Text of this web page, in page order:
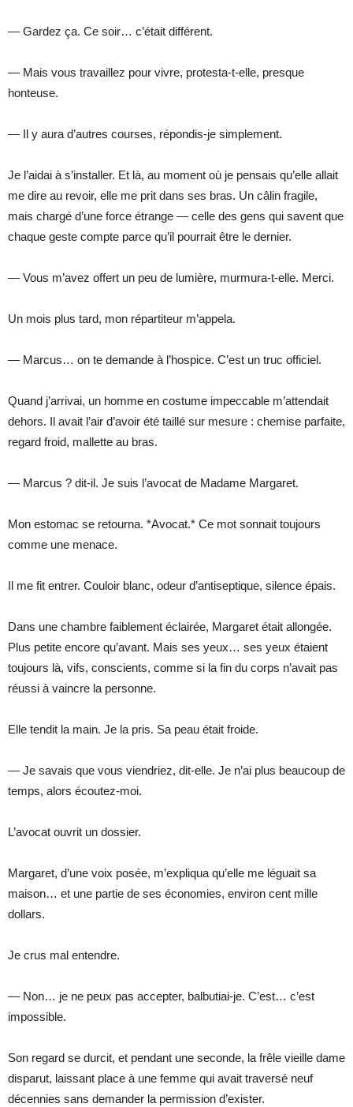
— Gardez ça. Ce soir… c’était différent.
— Mais vous travaillez pour vivre, protesta-t-elle, presque
honteuse.
— Il y aura d’autres courses, répondis-je simplement.
Je l’aidai à s’installer. Et là, au moment où je pensais qu’elle allait
me dire au revoir, elle me prit dans ses bras. Un câlin fragile,
mais chargé d’une force étrange — celle des gens qui savent que
chaque geste compte parce qu’il pourrait être le dernier.
— Vous m’avez offert un peu de lumière, murmura-t-elle. Merci.
Un mois plus tard, mon répartiteur m’appela.
— Marcus… on te demande à l’hospice. C’est un truc officiel.
Quand j’arrivai, un homme en costume impeccable m’attendait
dehors. Il avait l’air d’avoir été taillé sur mesure : chemise parfaite,
regard froid, mallette au bras.
— Marcus ? dit-il. Je suis l’avocat de Madame Margaret.
Mon estomac se retourna. *Avocat.* Ce mot sonnait toujours
comme une menace.
Il me fit entrer. Couloir blanc, odeur d’antiseptique, silence épais.
Dans une chambre faiblement éclairée, Margaret était allongée.
Plus petite encore qu’avant. Mais ses yeux… ses yeux étaient
toujours là, vifs, conscients, comme si la fin du corps n’avait pas
réussi à vaincre la personne.
Elle tendit la main. Je la pris. Sa peau était froide.
— Je savais que vous viendriez, dit-elle. Je n’ai plus beaucoup de
temps, alors écoutez-moi.
L’avocat ouvrit un dossier.
Margaret, d’une voix posée, m’expliqua qu’elle me léguait sa
maison… et une partie de ses économies, environ cent mille
dollars.
Je crus mal entendre.
— Non… je ne peux pas accepter, balbutiai-je. C’est… c’est
impossible.
Son regard se durcit, et pendant une seconde, la frêle vieille dame
disparut, laissant place à une femme qui avait traversé neuf
décennies sans demander la permission d’exister.